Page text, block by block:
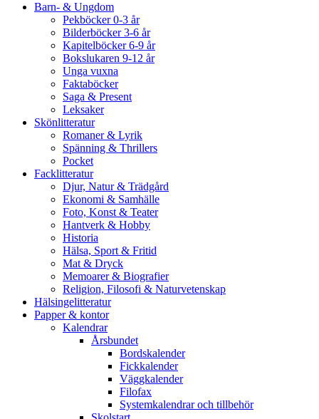
Barn- & Ungdom
Pekböcker 0-3 år
Bilderböcker 3-6 år
Kapitelböcker 6-9 år
Bokslukaren 9-12 år
Unga vuxna
Faktaböcker
Saga & Present
Leksaker
Skönlitteratur
Romaner & Lyrik
Spänning & Thrillers
Pocket
Facklitteratur
Djur, Natur & Trädgård
Ekonomi & Samhälle
Foto, Konst & Teater
Hantverk & Hobby
Historia
Hälsa, Sport & Fritid
Mat & Dryck
Memoarer & Biografier
Religion, Filosofi & Naturvetenskap
Hälsingelitteratur
Papper & kontor
Kalendrar
Årsbundet
Bordskalender
Fickkalender
Väggkalender
Filofax
Systemkalendrar och tillbehör